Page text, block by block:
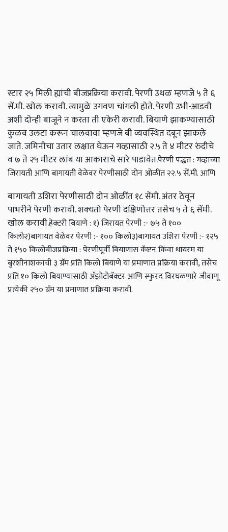
स्टार २५ मिली ह्यांची बीजप्रक्रिया करावी. पेरणी उथळ म्हणजे ५ ते ६
सें.मी. खोल करावी. त्यामुळे उगवण चांगली होते. पेरणी उभी-आडवी
अशी दोन्ही बाजूने न करता ती एकेरी करावी. बियाणे झाकण्यासाठी
कुळव उलटा करून चालवावा म्हणजे बी व्यवस्थित दबून झाकले
जाते. जमिनीचा उतार लक्षात घेऊन गव्हासाठी २.५ ते ४ मीटर रुंदीचे
व ७ ते २५ मीटर लांब या आकाराचे सारे पाडावेत.पेरणी पद्धत : गव्हाच्या
जिरायती आणि बागायती वेळेवर पेरणीसाठी दोन ओळींत २२.५ सें.मी. आणि
बागायती उशिरा पेरणीसाठी दोन ओळींत १८ सेंमी. अंतर ठेवून
पाभरीने पेरणी करावी. शक्‍यतो पेरणी दक्षिणोत्तर तसेच ५ ते ६ सेंमी.
खोल करावी.हेक्‍टरी बियाणे : १) जिरायत पेरणी :- ७५ ते १००
किलो२)बागायत वेळेवर पेरणी :- १०० किलो३)बागायत उशिरा पेरणी :- १२५
ते १५० किलोबीजप्रक्रिया : पेरणीपूर्वी बियाणास कॅप्टन किंवा थायरम या
बुरशीनाशकाची ३ ग्रॅम प्रति किलो बियाणे या प्रमाणात प्रक्रिया करावी, तसेच
प्रति १० किलो बियाण्यासाठी ॲझोटोबॅक्‍टर आणि स्फुरद विरघळणारे जीवाणू
प्रत्येकी २५० ग्रॅम या प्रमाणात प्रक्रिया करावी.